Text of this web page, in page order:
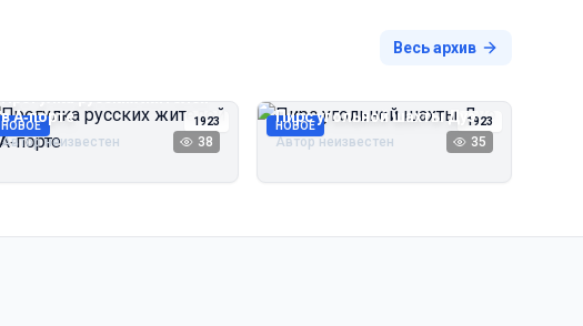
Весь архив
НОВОЕ 1923
Прогулка русских жителей
в А‑порте
Автор неизвестен 38
НОВОЕ 1923
Пирс угольной шахты Дуэ
Автор неизвестен 35